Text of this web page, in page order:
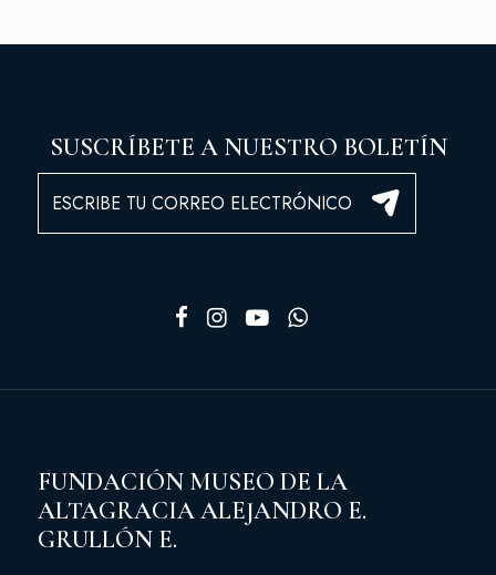
SUSCRÍBETE A NUESTRO BOLETÍN
FUNDACIÓN MUSEO DE LA
ALTAGRACIA ALEJANDRO E.
GRULLÓN E.